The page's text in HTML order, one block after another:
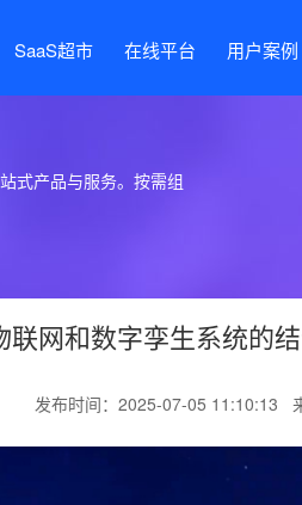
SaaS超市 在线平台 用户案例
式产品与服务。按需组
联网和数字孪生系统的
发布时间：2025-07-05 11:10:13